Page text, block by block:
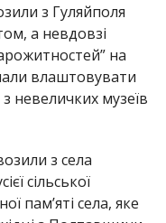
з Гуляйполя
а невдовзі
на
влаштовувати
невеличких музеїв
з села
сільської
памʼяті села, яке